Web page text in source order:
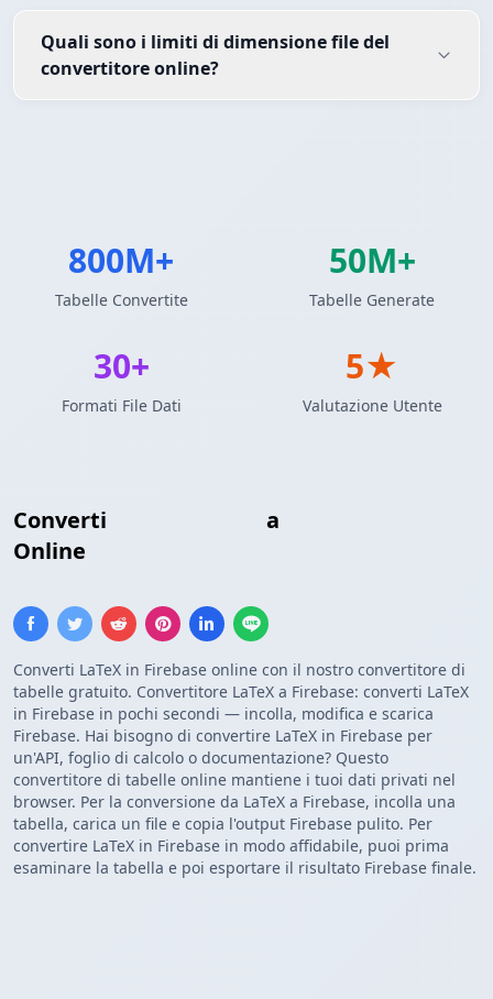
Converti a
Online
Converti LaTeX in Firebase online con il nostro convertitore di
tabelle gratuito. Convertitore LaTeX a Firebase: converti LaTeX
in Firebase in pochi secondi — incolla, modifica e scarica
Firebase. Hai bisogno di convertire LaTeX in Firebase per
un'API, foglio di calcolo o documentazione? Questo
convertitore di tabelle online mantiene i tuoi dati privati nel
browser. Per la conversione da LaTeX a Firebase, incolla una
tabella, carica un file e copia l'output Firebase pulito. Per
convertire LaTeX in Firebase in modo affidabile, puoi prima
esaminare la tabella e poi esportare il risultato Firebase finale.
Quali sono i limiti di dimensione file del
convertitore online?
800M+
Tabelle Convertite
50M+
Tabelle Generate
30+
Formati File Dati
5★
Valutazione Utente